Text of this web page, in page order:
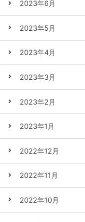
2023年6月
2023年5月
2023年4月
2023年3月
2023年2月
2023年1月
2022年12月
2022年11月
2022年10月